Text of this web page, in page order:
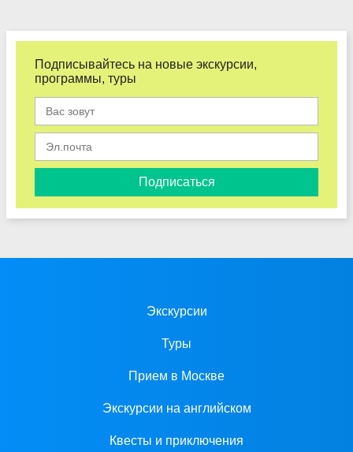
Подписывайтесь на новые экскурсии,
программы, туры
Подписаться
Экскурсии
Туры
Прием в Москве
Экскурсии на английском
Квесты и приключения